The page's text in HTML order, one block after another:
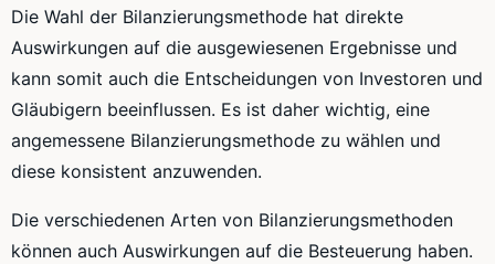
Die Wahl der Bilanzierungsmethode hat direkte
Auswirkungen auf die ausgewiesenen Ergebnisse und
kann somit auch die Entscheidungen von Investoren und
Gläubigern beeinflussen. Es ist daher wichtig, eine
angemessene Bilanzierungsmethode zu wählen und
diese konsistent anzuwenden.
Die verschiedenen Arten von Bilanzierungsmethoden
können auch Auswirkungen auf die Besteuerung haben.